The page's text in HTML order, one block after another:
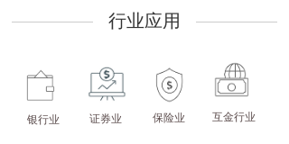
行业应用
银行业 互金行业
证券业 保险业